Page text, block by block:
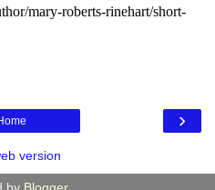
mary-roberts-rinehart/short-
›
version